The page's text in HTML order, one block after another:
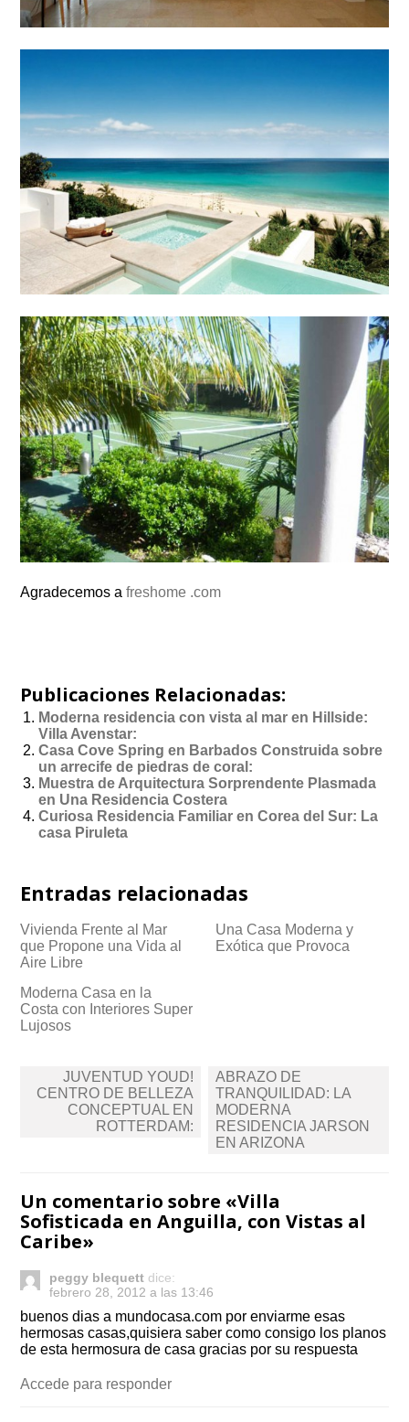
Agradecemos afreshome .com
Publicaciones Relacionadas:
Moderna residencia con vista al mar en Hillside:
Villa Avenstar:
Casa Cove Spring en Barbados Construida sobre
un arrecife de piedras de coral:
Muestra de Arquitectura Sorprendente Plasmada
en Una Residencia Costera
Curiosa Residencia Familiar en Corea del Sur: La
casa Piruleta
Entradas relacionadas
Vivienda Frente al Mar
que Propone una Vida al
Aire Libre
Una Casa Moderna y
Exótica que Provoca
Moderna Casa en la
Costa con Interiores Super
Lujosos
Navegación
de
entradas
JUVENTUD YOUD!
CENTRO DE BELLEZA
CONCEPTUAL EN
ROTTERDAM:
ABRAZO DE
TRANQUILIDAD: LA
MODERNA
RESIDENCIA JARSON
EN ARIZONA
Un comentario sobre «Villa
Sofisticada en Anguilla, con Vistas al
Caribe»
peggy blequett dice:
febrero 28, 2012 a las 13:46
buenos dias a mundocasa.com por enviarme esas
hermosas casas,quisiera saber como consigo los planos
de esta hermosura de casa gracias por su respuesta
Accede para responder